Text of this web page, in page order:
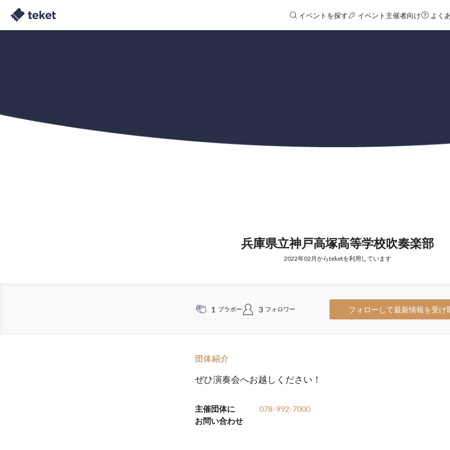
イベントを探す イベント主催者向け よく
兵庫県立神戸高塚高等学校吹奏楽部
2022年02月からteketを利用しています
1 ブラボー 3 フォロワー フォローして最新情報を受け
団体紹介
ぜひ演奏会へお越しください！
主催団体に
お問い合わせ
078-992-7000